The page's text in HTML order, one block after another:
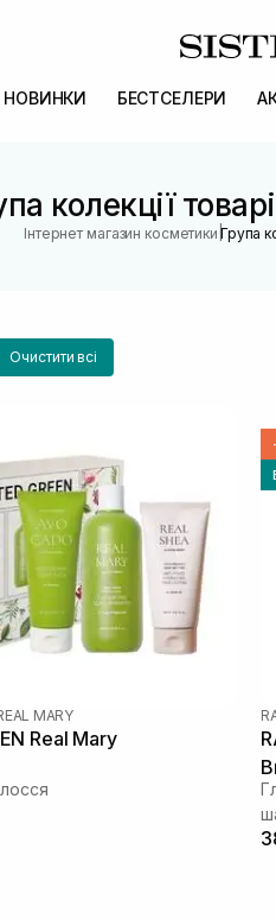
НОВИНКИ БЕСТСЕЛЕРИ
колекції
Інтернет магазин косметики |Група
Очистити всі
MARY
Real Mary